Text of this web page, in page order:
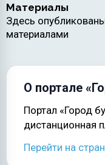
Материалы
Здесь
материалами
О портале
Портал «Город
дистанционная
конкурсных
Перейти на